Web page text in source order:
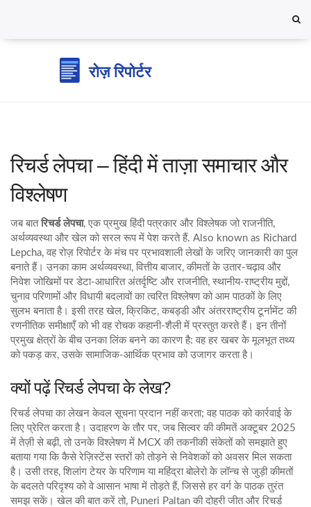
रिचर्ड लेपचा – हिंदी में ताज़ा समाचार और
विश्लेषण
जब बात रिचर्ड लेपचा, एक प्रमुख हिंदी पत्रकार और विश्लेषक जो राजनीति,
अर्थव्यवस्था और खेल को सरल रूप में पेश करते हैं. Also known as Richard
Lepcha, वह रोज़ रिपोर्टर के मंच पर प्रभावशाली लेखों के जरिए जानकारी का पुल
बनाते हैं। उनका काम अर्थव्यवस्था, वित्तीय बाजार, कीमतों के उतार‑चढ़ाव और
निवेश जोखिमों पर डेटा‑आधारित अंतर्दृष्टि और राजनीति, स्थानीय‑राष्ट्रीय मुद्दों,
चुनाव परिणामों और विधायी बदलावों का त्वरित विश्लेषणको आम पाठकों के लिए
सुलभ बनाता है। इसी तरह खेल, क्रिकिट, कबड्डी और अंतरराष्ट्रीय टूर्नामेंट की
रणनीतिक समीक्षाएँ को भी वह रोचक कहानी‑शैली में प्रस्तुत करते हैं। इन तीनों
प्रमुख क्षेत्रों के बीच उनका लिंक बनने का कारण है: वह हर खबर के मूलभूत तथ्य
को पकड़ कर, उसके सामाजिक‑आर्थिक प्रभाव को उजागर करता है।
क्यों पढ़ें रिचर्ड लेपचा के लेख?
रिचर्ड लेपचा का लेखन केवल सूचना प्रदान नहीं करता; वह पाठक को कार्रवाई के
लिए प्रेरित करता है। उदाहरण के तौर पर, जब सिल्वर की कीमतें अक्टूबर 2025
में तेज़ी से बढ़ी, तो उनके विश्लेषण में MCX की तकनीकी संकेतों को समझाते हुए
बताया गया कि कैसे रेज़िस्टेंस स्तरों को तोड़ने से निवेशकों को अवसर मिल सकता
है। उसी तरह, शिलांग टेयर के परिणाम या महिंद्रा बोलेरो के लॉन्च से जुड़ी कीमतों
के बदलते परिदृश्य को वे आसान भाषा में तोड़ते हैं, जिससे हर वर्ग के पाठक तुरंत
समझ सकें। खेल की बात करें तो, Puneri Paltan की दोहरी जीत और रिचर्ड